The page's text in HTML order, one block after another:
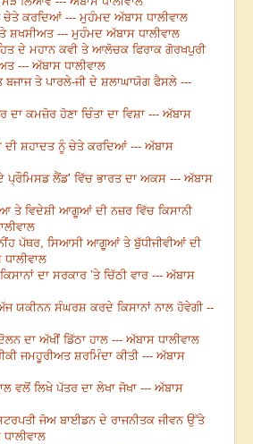
ਕਰਦਿਆਂ --- ਮੁਹੰਮਦ ਅੱਬਾਸ ਧਾਲੀਵਾਲ
ਸ਼ਖਸੀਅਤ --- ਮੁਹੰਮਦ ਅੱਬਾਸ ਧਾਲੀਵਾਲ
ਦੇ ਮਹਾਨ ਕਵੀ ਤੇ ਆਲੋਚਕ ਫਿਰਾਕ ਗੋਰਖਪੁਰੀ
--- ਅੱਬਾਸ ਧਾਲੀਵਾਲ
ਬਜਾਜ ਤੇ ਪਾਰਲੇ-ਜੀ ਦੇ ਸ਼ਲਾਘਾਯੋਗ ਫੈਸਲੇ ---
ਕਮਜ਼ੋਰ ਹੋਣਾ ਚਿੰਤਾ ਦਾ ਵਿਸ਼ਾ --- ਅੱਬਾਸ
ਦੀ ਸ਼ਹਾਦਤ ਨੂੰ ਚੇਤੇ ਕਰਦਿਆਂ --- ਅੱਬਾਸ
ਪ੍ਰੌਮਿਸਡ ਲੈਂਡ’ ਵਿੱਚ ਭਾਰਤ ਦਾ ਅਕਸ --- ਅੱਬਾਸ
ਤੇ ਵਿਦੇਸ਼ੀ ਆਗੂਆਂ ਦੀ ਨਜ਼ਰ ਵਿੱਚ ਕਿਸਾਨੀ
ਪੱਥਰ, ਸਿਆਸੀ ਆਗੂਆਂ ਤੇ ਬੁੱਧੀਜੀਵੀਆਂ ਦੀ
ਦਾ ਸਰਕਾਰ ’ਤੇ ਚਿੱਠੀ ਵਾਰ --- ਅੱਬਾਸ
ਯਕੀਨਨ ਸੰਘਰਸ਼ ਕਰਦੇ ਕਿਸਾਨਾਂ ਨਾਲ ਹੋਵੇਗੀ --
ਦਾ ਅੱਖੀਂ ਡਿੱਠਾ ਹਾਲ --- ਅੱਬਾਸ ਧਾਲੀਵਾਲ
ਜਮਹੂਰੀਅਤ ਸ਼ਰਮਿੰਦਾ ਕੀਤੀ --- ਅੱਬਾਸ
ਵਲੋਂ ਲਿਖੇ ਪੱਤਰ ਦਾ ਲੇਖਾ ਜੋਖਾ --- ਅੱਬਾਸ
ਜੋਅ ਬਾਈਡਨ ਦੇ ਰਾਜਨੀਤਕ ਜੀਵਨ ਉੱਤੇ